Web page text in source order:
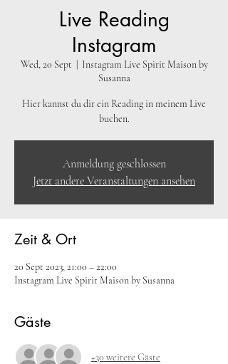
Live Reading
Instagram
Wed, 20 Sept
Instagram Live Spirit Maison by
Susanna
Hier kannst du dir ein Reading in meinem Live
buchen.
Anmeldung geschlossen
Jetzt andere Veranstaltungen ansehen
Zeit & Ort
20 Sept 2023, 21:00 – 22:00
Instagram Live Spirit Maison by Susanna
Gäste
+30 weitere Gäste